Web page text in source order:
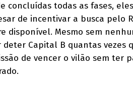
concluídas todas as fases,
de incentivar a busca pelo
disponível. Mesmo sem
Capital B quantas vezes
de vencer o vilão sem ter